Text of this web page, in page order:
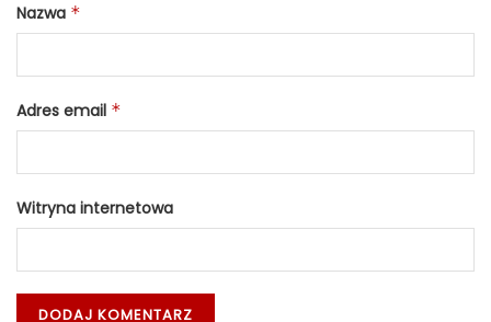
Nazwa *
Adres email *
Witryna internetowa